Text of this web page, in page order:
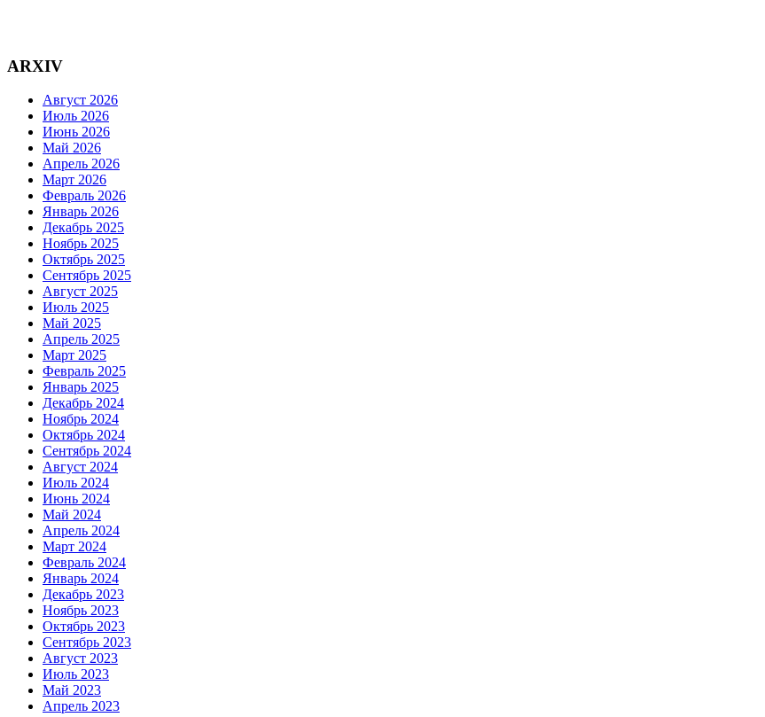
ARXIV
Август 2026
Июль 2026
Июнь 2026
Май 2026
Апрель 2026
Март 2026
Февраль 2026
Январь 2026
Декабрь 2025
Ноябрь 2025
Октябрь 2025
Сентябрь 2025
Август 2025
Июль 2025
Май 2025
Апрель 2025
Март 2025
Февраль 2025
Январь 2025
Декабрь 2024
Ноябрь 2024
Октябрь 2024
Сентябрь 2024
Август 2024
Июль 2024
Июнь 2024
Май 2024
Апрель 2024
Март 2024
Февраль 2024
Январь 2024
Декабрь 2023
Ноябрь 2023
Октябрь 2023
Сентябрь 2023
Август 2023
Июль 2023
Май 2023
Апрель 2023